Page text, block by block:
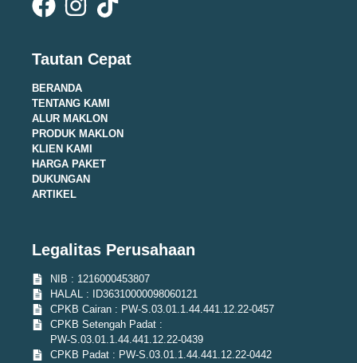
Tautan Cepat
BERANDA
TENTANG KAMI
ALUR MAKLON
PRODUK MAKLON
KLIEN KAMI
HARGA PAKET
DUKUNGAN
ARTIKEL
Legalitas Perusahaan
NIB : 1216000453807
HALAL : ID36310000098060121
CPKB Cairan : PW-S.03.01.1.44.441.12.22-0457
CPKB Setengah Padat :
PW-S.03.01.1.44.441.12.22-0439
CPKB Padat : PW-S.03.01.1.44.441.12.22-0442